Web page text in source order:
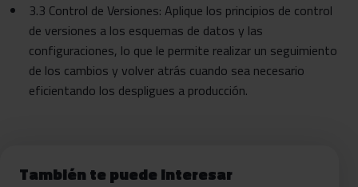
3.3 Control de Versiones: Aplique los principios de control
de versiones a los esquemas de datos y las
configuraciones, lo que le permite realizar un seguimiento
de los cambios y volver atrás cuando sea necesario
eficientando los despligues a producción.
También te puede interesar